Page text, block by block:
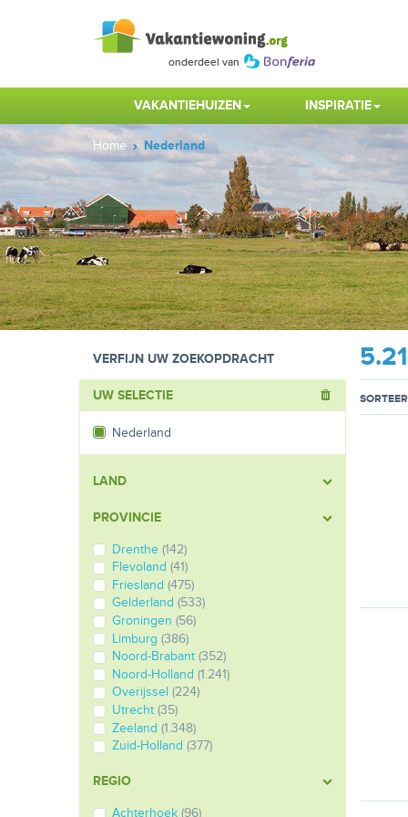
VAKANTIEHUIZEN INSPIRATIE
Home Nederland
VERFIJN UW ZOEKOPDRACHT
UW SELECTIE
Nederland
LAND
PROVINCIE
Drenthe (142)
Flevoland (41)
Friesland (475)
Gelderland (533)
Groningen (56)
Limburg (386)
Noord-Brabant (352)
Noord-Holland (1.241)
Overijssel (224)
Utrecht (35)
Zeeland (1.348)
Zuid-Holland (377)
REGIO
Achterhoek (96)